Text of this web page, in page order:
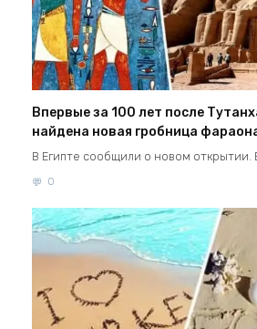
Впервые за 100 лет после
найдена новая гробница
В Египте сообщили о новом открытии.
0